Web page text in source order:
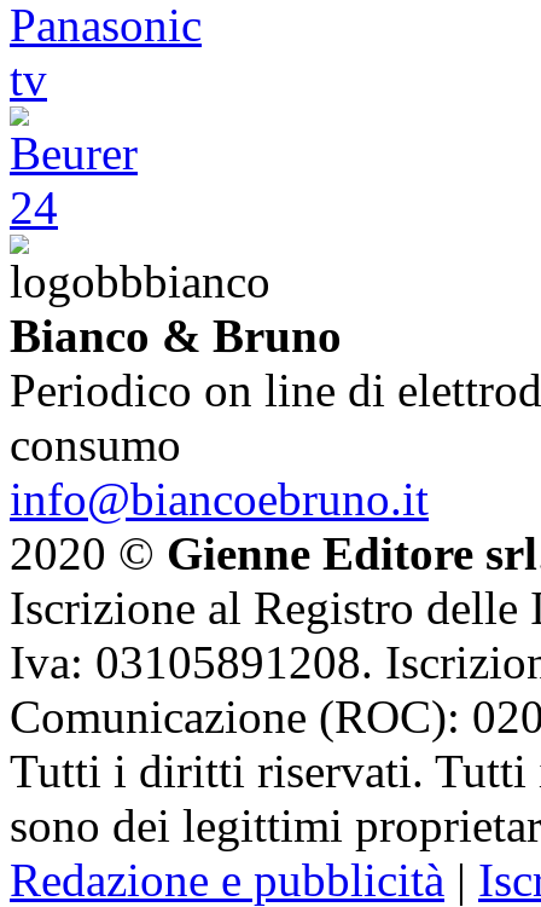
Bianco & Bruno
Periodico on line di
consumo
info@biancoebruno.it
2020 © Gienne Editore srl
Iscrizione al Registro delle
Iva: 03105891208.
Comunicazione (ROC):
Tutti i diritti riservati. Tutti
sono dei legittimi
Redazione e pubblicità |